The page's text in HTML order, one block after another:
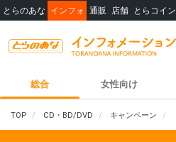
とらのあな インフォ 通販 店舗 とらコイン
総合 女性向け
TOP CD・BD/DVD キャンペーン